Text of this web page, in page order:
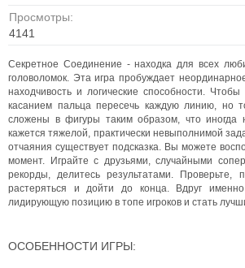
Просмотры:
4141
Секретное Соединение - находка для всех
головоломок. Эта игра пробуждает
находчивость и логические способности.
касанием пальца пересечь каждую линию, но
сложены в фигуры таким образом, что иногда
кажется тяжелой, практически невыполнимой
отчаяния существует подсказка. Вы можете
момент.
Играйте с друзьями, случайными
рекорды, делитесь результатами. Проверьте,
растеряться и дойти до конца. Вдруг
лидирующую позицию в топе игроков и стать
ОСОБЕННОСТИ ИГРЫ: